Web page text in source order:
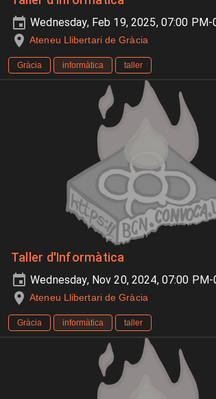
Wednesday, Feb 19, 2025, 07:00
Ateneu Llibertari de Gràcia
Gràcia informàtica taller
Taller d'Informàtica
Wednesday, Nov 20, 2024, 07:00
Ateneu Llibertari de Gràcia
Gràcia informàtica taller